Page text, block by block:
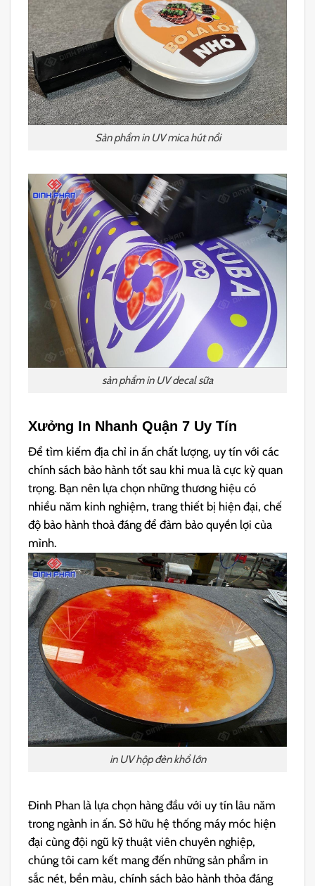
Sản phẩm in UV mica hút nổi
sản phẩm in UV decal sữa
Xưởng In Nhanh Quận 7 Uy Tín
Để tìm kiếm địa chỉ in ấn chất lượng, uy tín với các
chính sách bảo hành tốt sau khi mua là cực kỳ quan
trọng. Bạn nên lựa chọn những thương hiệu có
nhiều năm kinh nghiệm, trang thiết bị hiện đại, chế
độ bảo hành thoả đáng để đảm bảo quyền lợi của
mình.
in UV hộp đèn khổ lớn
Đinh Phan là lựa chọn hàng đầu với uy tín lâu năm
trong ngành in ấn. Sở hữu hệ thống máy móc hiện
đại cùng đội ngũ kỹ thuật viên chuyên nghiệp,
chúng tôi cam kết mang đến những sản phẩm in
sắc nét, bền màu, chính sách bảo hành thỏa đáng